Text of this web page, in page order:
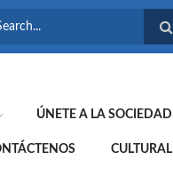
ÚNETE A LA SOCIEDAD
CULTURAL